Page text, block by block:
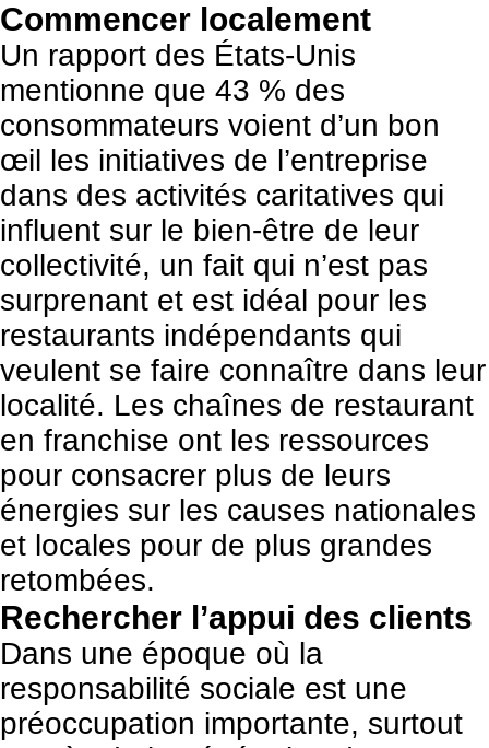
Commencer localement
Un rapport des États-Unis
mentionne que 43 % des
consommateurs voient d’un bon
œil les initiatives de l’entreprise
dans des activités caritatives qui
influent sur le bien-être de leur
collectivité, un fait qui n’est pas
surprenant et est idéal pour les
restaurants indépendants qui
veulent se faire connaître dans leur
localité. Les chaînes de restaurant
en franchise ont les ressources
pour consacrer plus de leurs
énergies sur les causes nationales
et locales pour de plus grandes
retombées.
Rechercher l’appui des clients
Dans une époque où la
responsabilité sociale est une
préoccupation importante, surtout